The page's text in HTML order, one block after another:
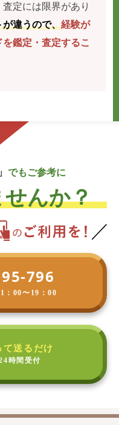
定には限界があり
が違うので、経験が
鑑定・査定するこ
」 でもご参考に
んか？
796
：00〜19：00
て送るだけ
時間受付